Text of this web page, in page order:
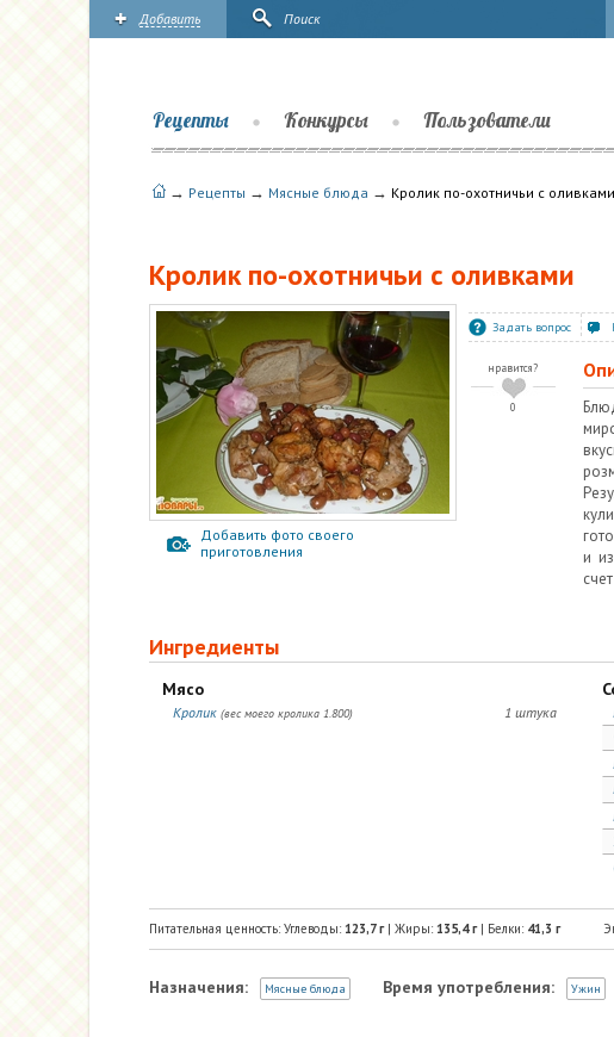
Добавить Поиск
Рецепты Конкурсы Пользователи
→ Рецепты → Мясные блюда → Кролик по-охотничьи с оливками
Кролик по-охотничьи с оливками
Добавить фото своего
приготовления
Задать вопрос
нравится?
0
и
Ингредиенты
Мясо
1 штука
Кролик(вес моего кролика 1.800)
Питательная ценность: Углеводы: 123,7г| Жиры: 135,4г| Белки: 41,3 г
Назначения: Мясные блюда Время употребления: Ужин